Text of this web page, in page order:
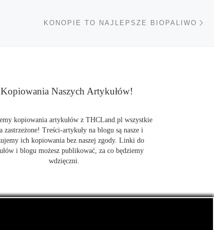
KONOPIE TO NAJLEPSZE BIOPALIWO
Naszych Artykułów!
kopiowania artykułów z THCLand.pl wszystkie
zastrzeżone! Treści-artykuły na blogu są nasze i
ich kopiowania bez naszej zgody. Linki do
i blogu możesz publikować, za co będziemy
wdzięczni.